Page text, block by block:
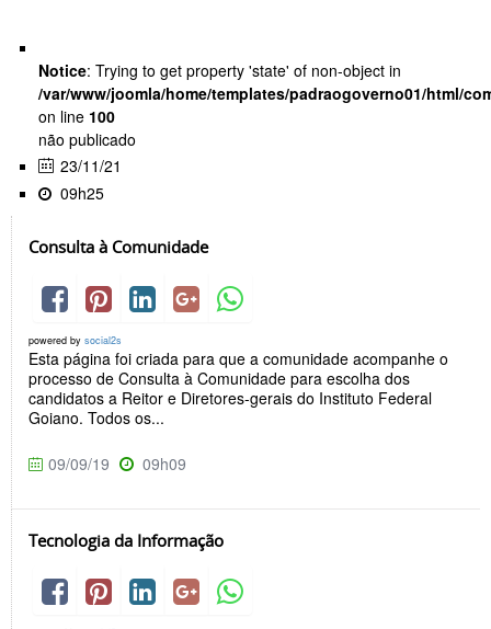
Notice: Trying to get property 'state' of non-object in
/var/www/joomla/home/templates/padraogoverno01/html/
on line 100
não publicado
23/11/21
09h25
Consulta à Comunidade
powered by social2s
Esta página foi criada para que a comunidade acompanhe o
processo de Consulta à Comunidade para escolha dos
candidatos a Reitor e Diretores-gerais do Instituto Federal
Goiano. Todos os...
09/09/19 09h09
Tecnologia da Informação